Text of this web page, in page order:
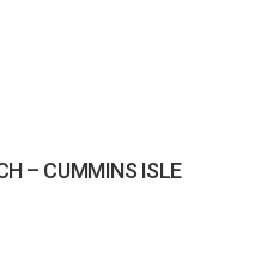
– CUMMINS ISLE